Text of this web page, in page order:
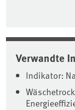
Verwandte
Indikator: